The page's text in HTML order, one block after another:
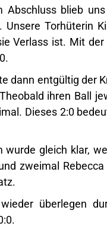
blieb
Torhüterin
Verlass ist. Mit
dann entgültig der
ihren Ball
Dieses 2:0
gleich klar,
zweimal
überlegen